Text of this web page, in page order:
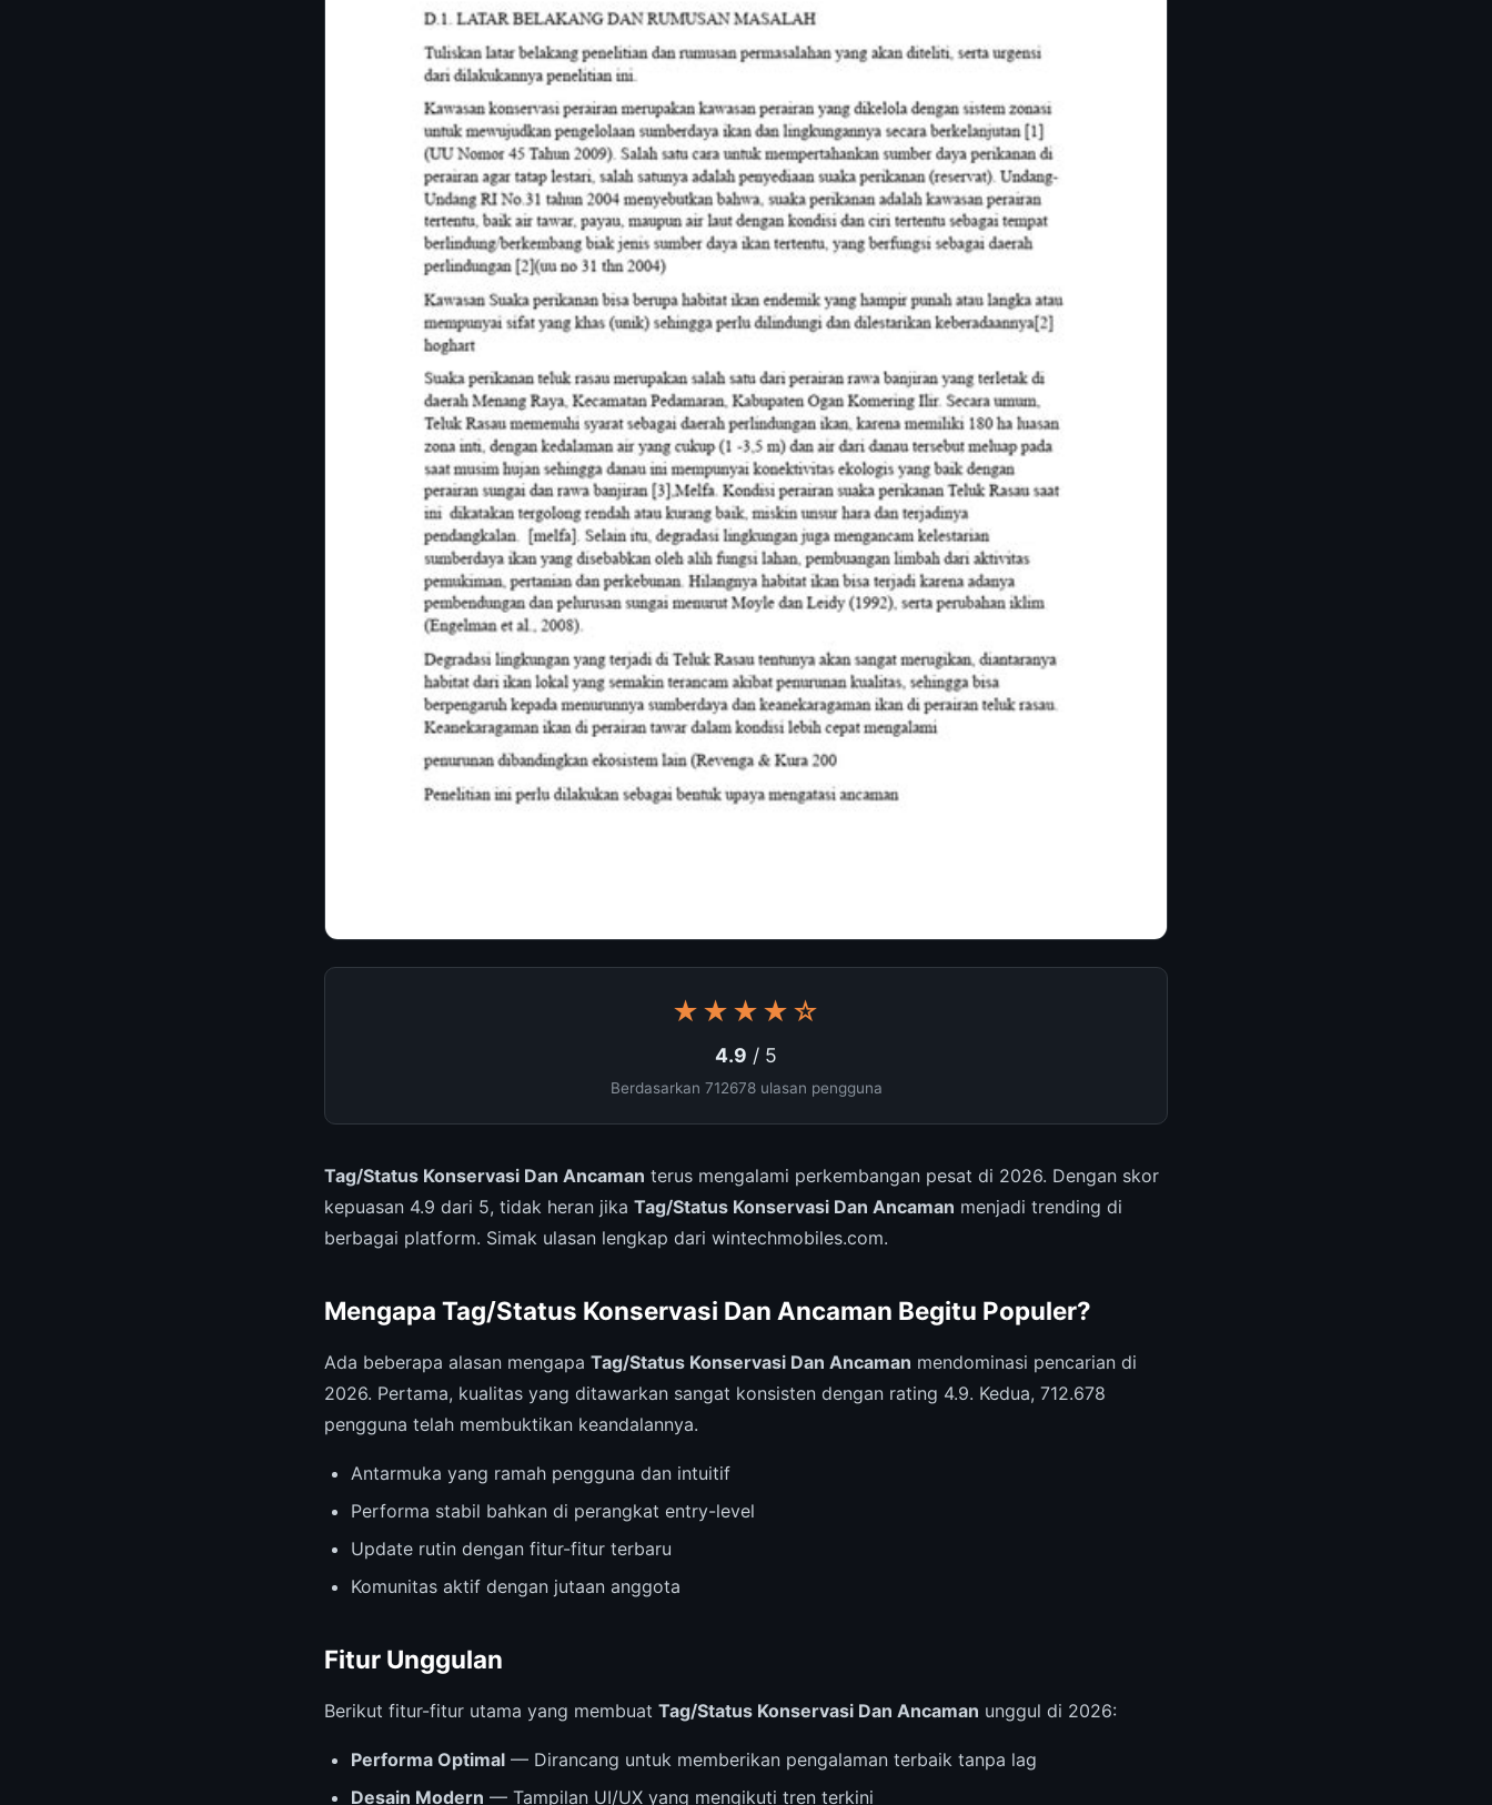
★★★★☆
4.9 / 5
Berdasarkan 712678 ulasan pengguna
Tag/Status Konservasi Dan Ancaman terus mengalami perkembangan pesat di 2026. Dengan skor
kepuasan 4.9 dari 5, tidak heran jika Tag/Status Konservasi Dan Ancaman menjadi trending di
berbagai platform. Simak ulasan lengkap dari wintechmobiles.com.
Mengapa Tag/Status Konservasi Dan Ancaman Begitu Populer?
Ada beberapa alasan mengapa Tag/Status Konservasi Dan Ancaman mendominasi pencarian di
2026. Pertama, kualitas yang ditawarkan sangat konsisten dengan rating 4.9. Kedua, 712.678
pengguna telah membuktikan keandalannya.
Antarmuka yang ramah pengguna dan intuitif
Performa stabil bahkan di perangkat entry-level
Update rutin dengan fitur-fitur terbaru
Komunitas aktif dengan jutaan anggota
Fitur Unggulan
Berikut fitur-fitur utama yang membuat Tag/Status Konservasi Dan Ancaman unggul di 2026:
Performa Optimal — Dirancang untuk memberikan pengalaman terbaik tanpa lag
Desain Modern — Tampilan UI/UX yang mengikuti tren terkini